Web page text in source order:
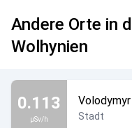
Andere Orte in
Wolhynien
0.113
µSv/h
Volodymyr
Stadt